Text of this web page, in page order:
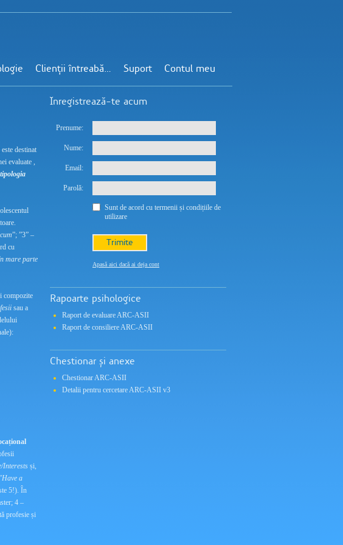
Clienții întreabă… Suport Contul meu
destinat
evaluate ,
”; ”3” –
cu
mare parte
compozite
sau a
Interests și,
Have a
5!). În
4 –
profesie și
Înregistrează-te acum
Prenume:
Nume:
Email:
Parolă:
Sunt de acord cu termenii și condițiile de
utilizare
Apasă aici dacă ai deja cont
Rapoarte psihologice
Raport de evaluare ARC-ASII
Raport de consiliere ARC-ASII
Chestionar și anexe
Chestionar ARC-ASII
Detalii pentru cercetare ARC-ASII v3